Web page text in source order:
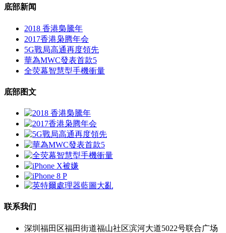
底部新闻
2018 香港梟騰年
2017香港枭腾年会
5G戰局高通再度領先
華為MWC發表首款5
全荧幕智慧型手機衝量
底部图文
联系我们
深圳福田区福田街道福山社区滨河大道5022号联合广场